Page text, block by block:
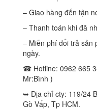
– Giao hàng đến tận
– Thanh toán khi đã
– Miễn phí đổi trả sản
ngày.
☎ Hotline: 0962 665
Mr:Bình )
➥ Địa chỉ cty: 119/24
Gò Vấp, Tp HCM.